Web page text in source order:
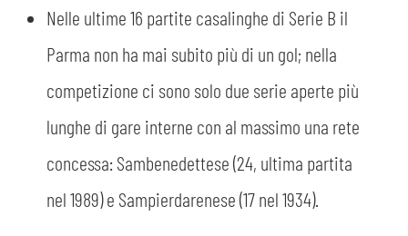
Nelle ultime 16 partite casalinghe di Serie B il
Parma non ha mai subito più di un gol; nella
competizione ci sono solo due serie aperte più
lunghe di gare interne con al massimo una rete
concessa: Sambenedettese (24, ultima partita
nel 1989) e Sampierdarenese (17 nel 1934).